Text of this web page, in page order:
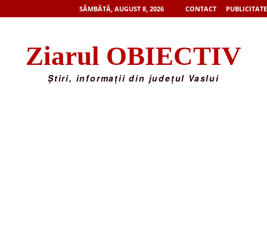
SÂMBĂTĂ, AUGUST 8, 2026 CONTACT PUBLICITATE
Ziarul OBIECTIV
Știri, informații din județul Vaslui